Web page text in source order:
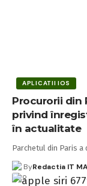
APLICATII IOS
Procurorii din
privind
în actualitate
Parchetul din Paris a
ByRedactia IT